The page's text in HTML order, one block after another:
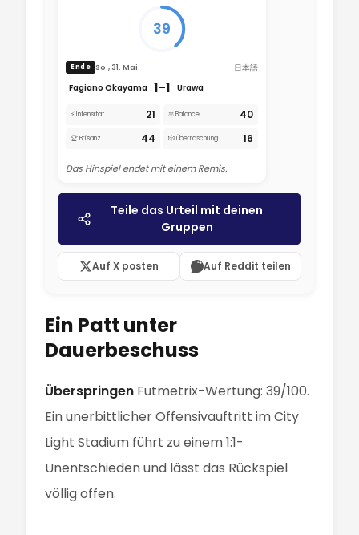
39
Ende So., 31. Mai
日本語
Fagiano Okayama 1-1 Urawa
⚡ Intensität 21 ⚖️ Balance 40
🏆 Brisanz 44 🎲 Überraschung 16
Das Hinspiel endet mit einem Remis.
Teile das Urteil mit deinen
Gruppen
Auf X posten Auf Reddit teilen
Ein Patt unter
Dauerbeschuss
Überspringen Futmetrix-Wertung: 39/100.
Ein unerbittlicher Offensivauftritt im City
Light Stadium führt zu einem 1:1-
Unentschieden und lässt das Rückspiel
völlig offen.